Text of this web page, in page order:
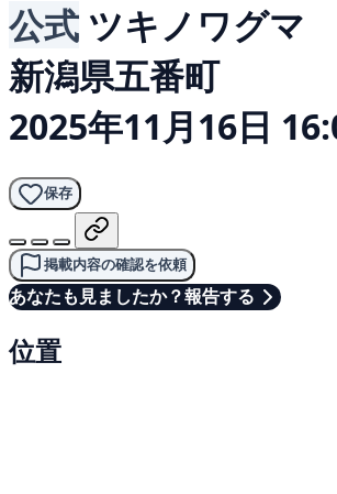
公式 ツキノワグマ
新潟県五番町
2025年11月16日
保存
掲載内容の確認を依頼
あなたも見ましたか？報告する
位置